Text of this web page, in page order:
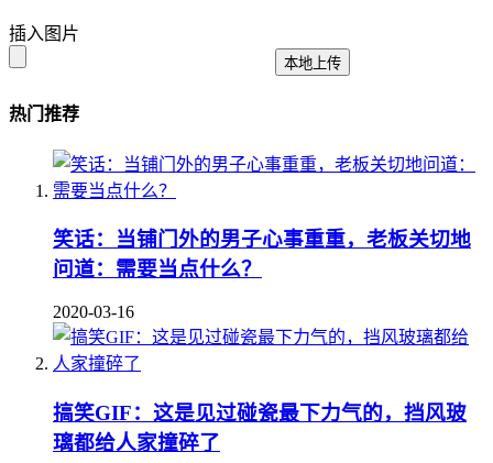
插入图片
本地上传
热门推荐
笑话：当铺门外的男子心事重重，老板关切地
问道：需要当点什么？
2020-03-16
搞笑GIF：这是见过碰瓷最下力气的，挡风玻
璃都给人家撞碎了